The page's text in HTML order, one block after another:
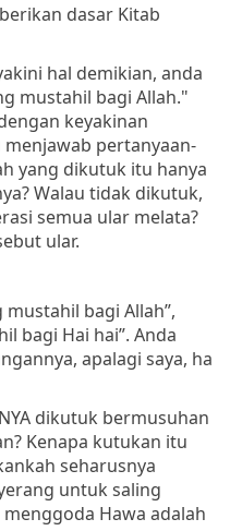
dasar Kitab
hal demikian, anda
mustahil bagi Allah."
keyakinan
pertanyaan-
yang dikutuk itu hanya
Walau tidak dikutuk,
semua ular melata?
ular.
mustahil bagi Allah”,
bagi Hai hai”. Anda
apalagi saya, ha
dikutuk bermusuhan
Kenapa kutukan itu
seharusnya
untuk saling
Hawa adalah